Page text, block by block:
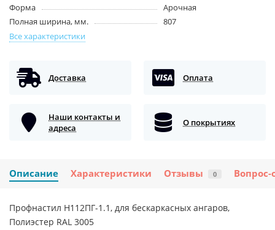
Форма
Арочная
Полная ширина, мм.
807
Все характеристики
Доставка Оплата
Наши контакты и
адреса
О покрытиях
Описание Характеристики Отзывы 0 Вопрос-
Профнастил H112ПГ-1.1, для бескаркасных ангаров,
Полиэстер RAL 3005